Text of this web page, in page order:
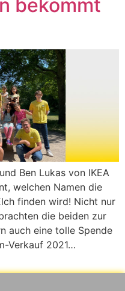
bekommt
Ben Lukas von IKEA
welchen Namen die
finden wird! Nicht nur
die beiden zur
auch eine tolle Spende
Verkauf 2021…